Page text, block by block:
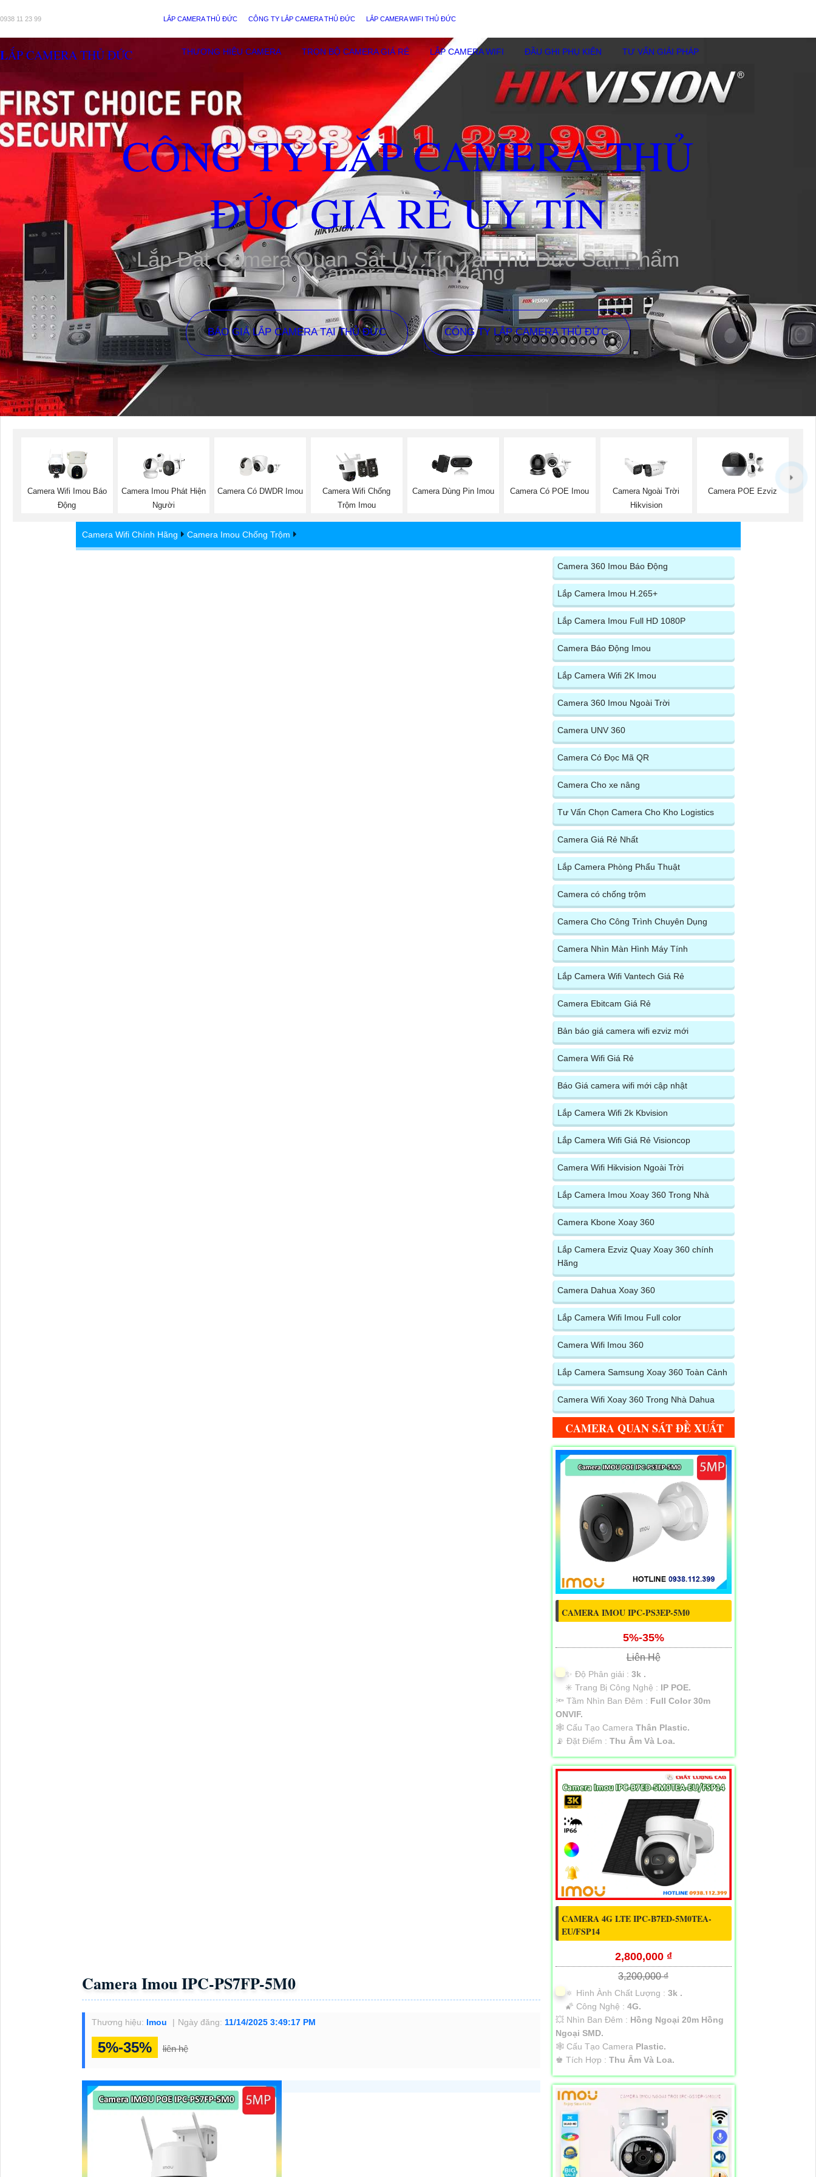
0938 11 23 99 LẮP CAMERA THỦ ĐỨC CÔNG TY LẮP CAMERA THỦ ĐỨC LẮP CAMERA WIFI THỦ ĐỨC
LẮP CAMERA THỦ ĐỨC THƯƠNG HIỆU CAMERA TRỌN BỘ CAMERA GIÁ RẺ LẮP CAMERA WIFI ĐẦU GHI PHỤ KIÊN TƯ VẤN GIẢI PHÁP
CÔNG TY LẮP CAMERA THỦ
ĐỨC GIÁ RẺ UY TÍN
Lắp Đặt Camera Quan Sát Uy Tín Tại Thủ Đức Sản Phẩm
Camera Chính Hãng
BÁO GIÁ LẮP CAMERA TẠI THỦ ĐỨC CÔNG TY LẮP CAMERA THỦ ĐỨC
Camera Wifi Imou Báo
Động
Camera Imou Phát Hiện
Người
Camera Có DWDR Imou
Camera Wifi Chống
Trộm Imou
Camera Dùng Pin Imou Camera Có POE Imou
Camera Ngoài Trời
Hikvision
Camera POE Ezviz
Camera Wifi Chính Hãng Camera Imou Chống Trộm
Camera Imou IPC-PS7FP-5M0
Thương hiệu: Imou Ngày đăng: 11/14/2025 3:49:17 PM
5%-35% liên hệ
Camera 360 Imou Báo Động
Lắp Camera Imou H.265+
Lắp Camera Imou Full HD 1080P
Camera Báo Động Imou
Lắp Camera Wifi 2K Imou
Camera 360 Imou Ngoài Trời
Camera UNV 360
Camera Có Đọc Mã QR
Camera Cho xe nâng
Tư Vấn Chọn Camera Cho Kho Logistics
Camera Giá Rẻ Nhất
Lắp Camera Phòng Phẩu Thuật
Camera có chống trộm
Camera Cho Công Trình Chuyên Dụng
Camera Nhìn Màn Hình Máy Tính
Lắp Camera Wifi Vantech Giá Rẻ
Camera Ebitcam Giá Rẻ
Bản báo giá camera wifi ezviz mới
Camera Wifi Giá Rẻ
Báo Giá camera wifi mới cập nhật
Lắp Camera Wifi 2k Kbvision
Lắp Camera Wifi Giá Rẻ Visioncop
Camera Wifi Hikvision Ngoài Trời
Lắp Camera Imou Xoay 360 Trong Nhà
Camera Kbone Xoay 360
Lắp Camera Ezviz Quay Xoay 360 chính
Hãng
Camera Dahua Xoay 360
Lắp Camera Wifi Imou Full color
Camera Wifi Imou 360
Lắp Camera Samsung Xoay 360 Toàn Cảnh
Camera Wifi Xoay 360 Trong Nhà Dahua
CAMERA QUAN SÁT ĐỀ XUẤT
CAMERA IMOU IPC-PS3EP-5M0
5%-35%
Liên Hệ
✨ Độ Phân giải : 3k .
✳️ Trang Bị Công Nghệ : IP POE.
🔦 Tầm Nhìn Ban Đêm : Full Color 30m
ONVIF.
🕸️ Cấu Tạo Camera Thân Plastic.
️📡 Đặt Điểm : Thu Âm Và Loa.
CAMERA 4G LTE IPC-B7ED-5M0TEA-
EU/FSP14
2,800,000 ₫
3,200,000 ₫
🔅 Hình Ành Chất Lượng : 3k .
🌠 Công Nghệ : 4G.
💥 Nhìn Ban Đêm : Hồng Ngoại 20m Hồng
Ngoại SMD.
🕸️ Cấu Tạo Camera Plastic.
️♚ Tích Hợp : Thu Âm Và Loa.